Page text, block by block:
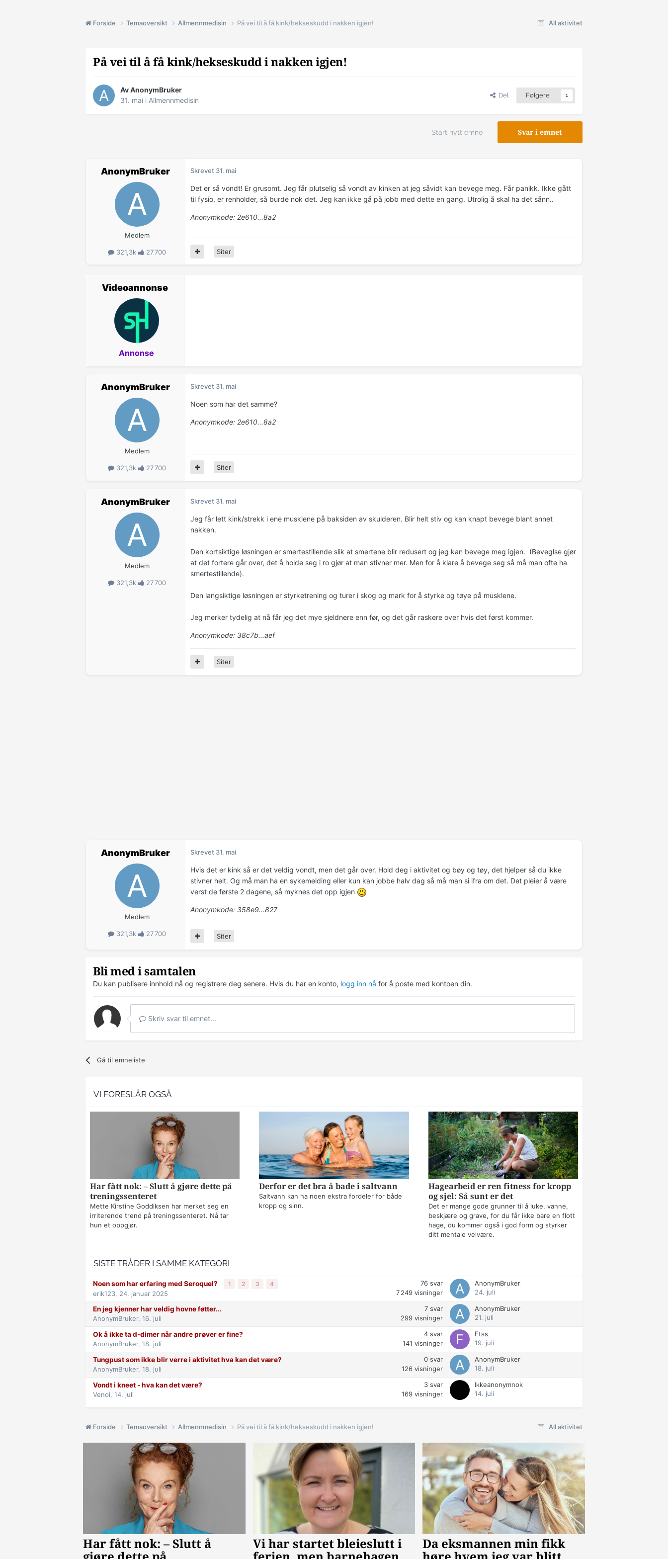
All aktivitet
Forside Temaoversikt Allmennmedisin På vei til å få kink/hekseskudd i nakken igjen!
På vei til å få kink/hekseskudd i nakken igjen!
Av AnonymBruker
31. mai i Allmennmedisin
Del Følgere 1
Svar i emnet
Start nytt emne
AnonymBruker
Medlem
321,3k 27 700
Skrevet 31. mai
Det er så vondt! Er grusomt. Jeg får plutselig så vondt av kinken at jeg såvidt kan bevege meg. Får panikk. Ikke gått
til fysio, er renholder, så burde nok det. Jeg kan ikke gå på jobb med dette en gang. Utrolig å skal ha det sånn..
Anonymkode: 2e610...8a2
Siter
Videoannonse
Annonse
AnonymBruker
Medlem
321,3k 27 700
Skrevet 31. mai
Noen som har det samme?
Anonymkode: 2e610...8a2
Siter
AnonymBruker
Medlem
321,3k 27 700
Skrevet 31. mai
Jeg får lett kink/strekk i ene musklene på baksiden av skulderen. Blir helt stiv og kan knapt bevege blant annet
nakken.
Den kortsiktige løsningen er smertestillende slik at smertene blir redusert og jeg kan bevege meg igjen. (Beveglse gjør
at det fortere går over, det å holde seg i ro gjør at man stivner mer. Men for å klare å bevege seg så må man ofte ha
smertestillende).
Den langsiktige løsningen er styrketrening og turer i skog og mark for å styrke og tøye på musklene.
Jeg merker tydelig at nå får jeg det mye sjeldnere enn før, og det går raskere over hvis det først kommer.
Anonymkode: 38c7b...aef
Siter
AnonymBruker
Medlem
321,3k 27 700
Skrevet 31. mai
Hvis det er kink så er det veldig vondt, men det går over. Hold deg i aktivitet og bøy og tøy, det hjelper så du ikke
stivner helt. Og må man ha en sykemelding eller kun kan jobbe halv dag så må man si ifra om det. Det pleier å være
verst de første 2 dagene, så myknes det opp igjen
Anonymkode: 358e9...827
Siter
Bli med i samtalen
Du kan publisere innhold nå og registrere deg senere. Hvis du har en konto, logg inn nå for å poste med kontoen din.
Skriv svar til emnet...
Gå til emneliste
VI FORESLÅR OGSÅ
Har fått nok: – Slutt å gjøre dette på
treningssenteret
Mette Kirstine Goddiksen har merket seg en
irriterende trend på treningssenteret. Nå tar
hun et oppgjør.
Derfor er det bra å bade i saltvann
Saltvann kan ha noen ekstra fordeler for både
kropp og sinn.
Hagearbeid er ren fitness for kropp
og sjel: Så sunt er det
Det er mange gode grunner til å luke, vanne,
beskjære og grave, for du får ikke bare en flott
hage, du kommer også i god form og styrker
ditt mentale velvære.
SISTE TRÅDER I SAMME KATEGORI
Noen som har erfaring med Seroquel? 1 2 3 4
erik123, 24. januar 2025
76 svar
7 249 visninger
AnonymBruker
24. juli
En jeg kjenner har veldig hovne føtter...
AnonymBruker, 16. juli
7 svar
299 visninger
AnonymBruker
21. juli
Ok å ikke ta d-dimer når andre prøver er fine?
AnonymBruker, 18. juli
4 svar
141 visninger
Ftss
19. juli
Tungpust som ikke blir verre i aktivitet hva kan det være?
AnonymBruker, 18. juli
0 svar
126 visninger
AnonymBruker
18. juli
Vondt i kneet - hva kan det være?
Vendi, 14. juli
3 svar
169 visninger
Ikkeanonymnok
14. juli
All aktivitet
Forside Temaoversikt Allmennmedisin På vei til å få kink/hekseskudd i nakken igjen!